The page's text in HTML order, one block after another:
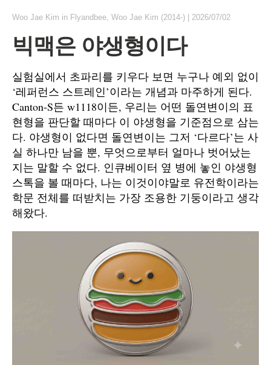
Woo Jae Kim in Flyandbee, Woo Jae Kim (2014-) 2026/07/02
빅맥은 야생형이다
실험실에서 초파리를 키우다 보면 누구나 예외 없이
‘레퍼런스 스트레인’이라는 개념과 마주하게 된다.
Canton-S든 w1118이든, 우리는 어떤 돌연변이의 표
현형을 판단할 때마다 이 야생형을 기준점으로 삼는
다. 야생형이 없다면 돌연변이는 그저 ‘다르다’는 사
실 하나만 남을 뿐, 무엇으로부터 얼마나 벗어났는
지는 말할 수 없다. 인큐베이터 옆 병에 놓인 야생형
스톡을 볼 때마다, 나는 이것이야말로 유전학이라는
학문 전체를 떠받치는 가장 조용한 기둥이라고 생각
해왔다.